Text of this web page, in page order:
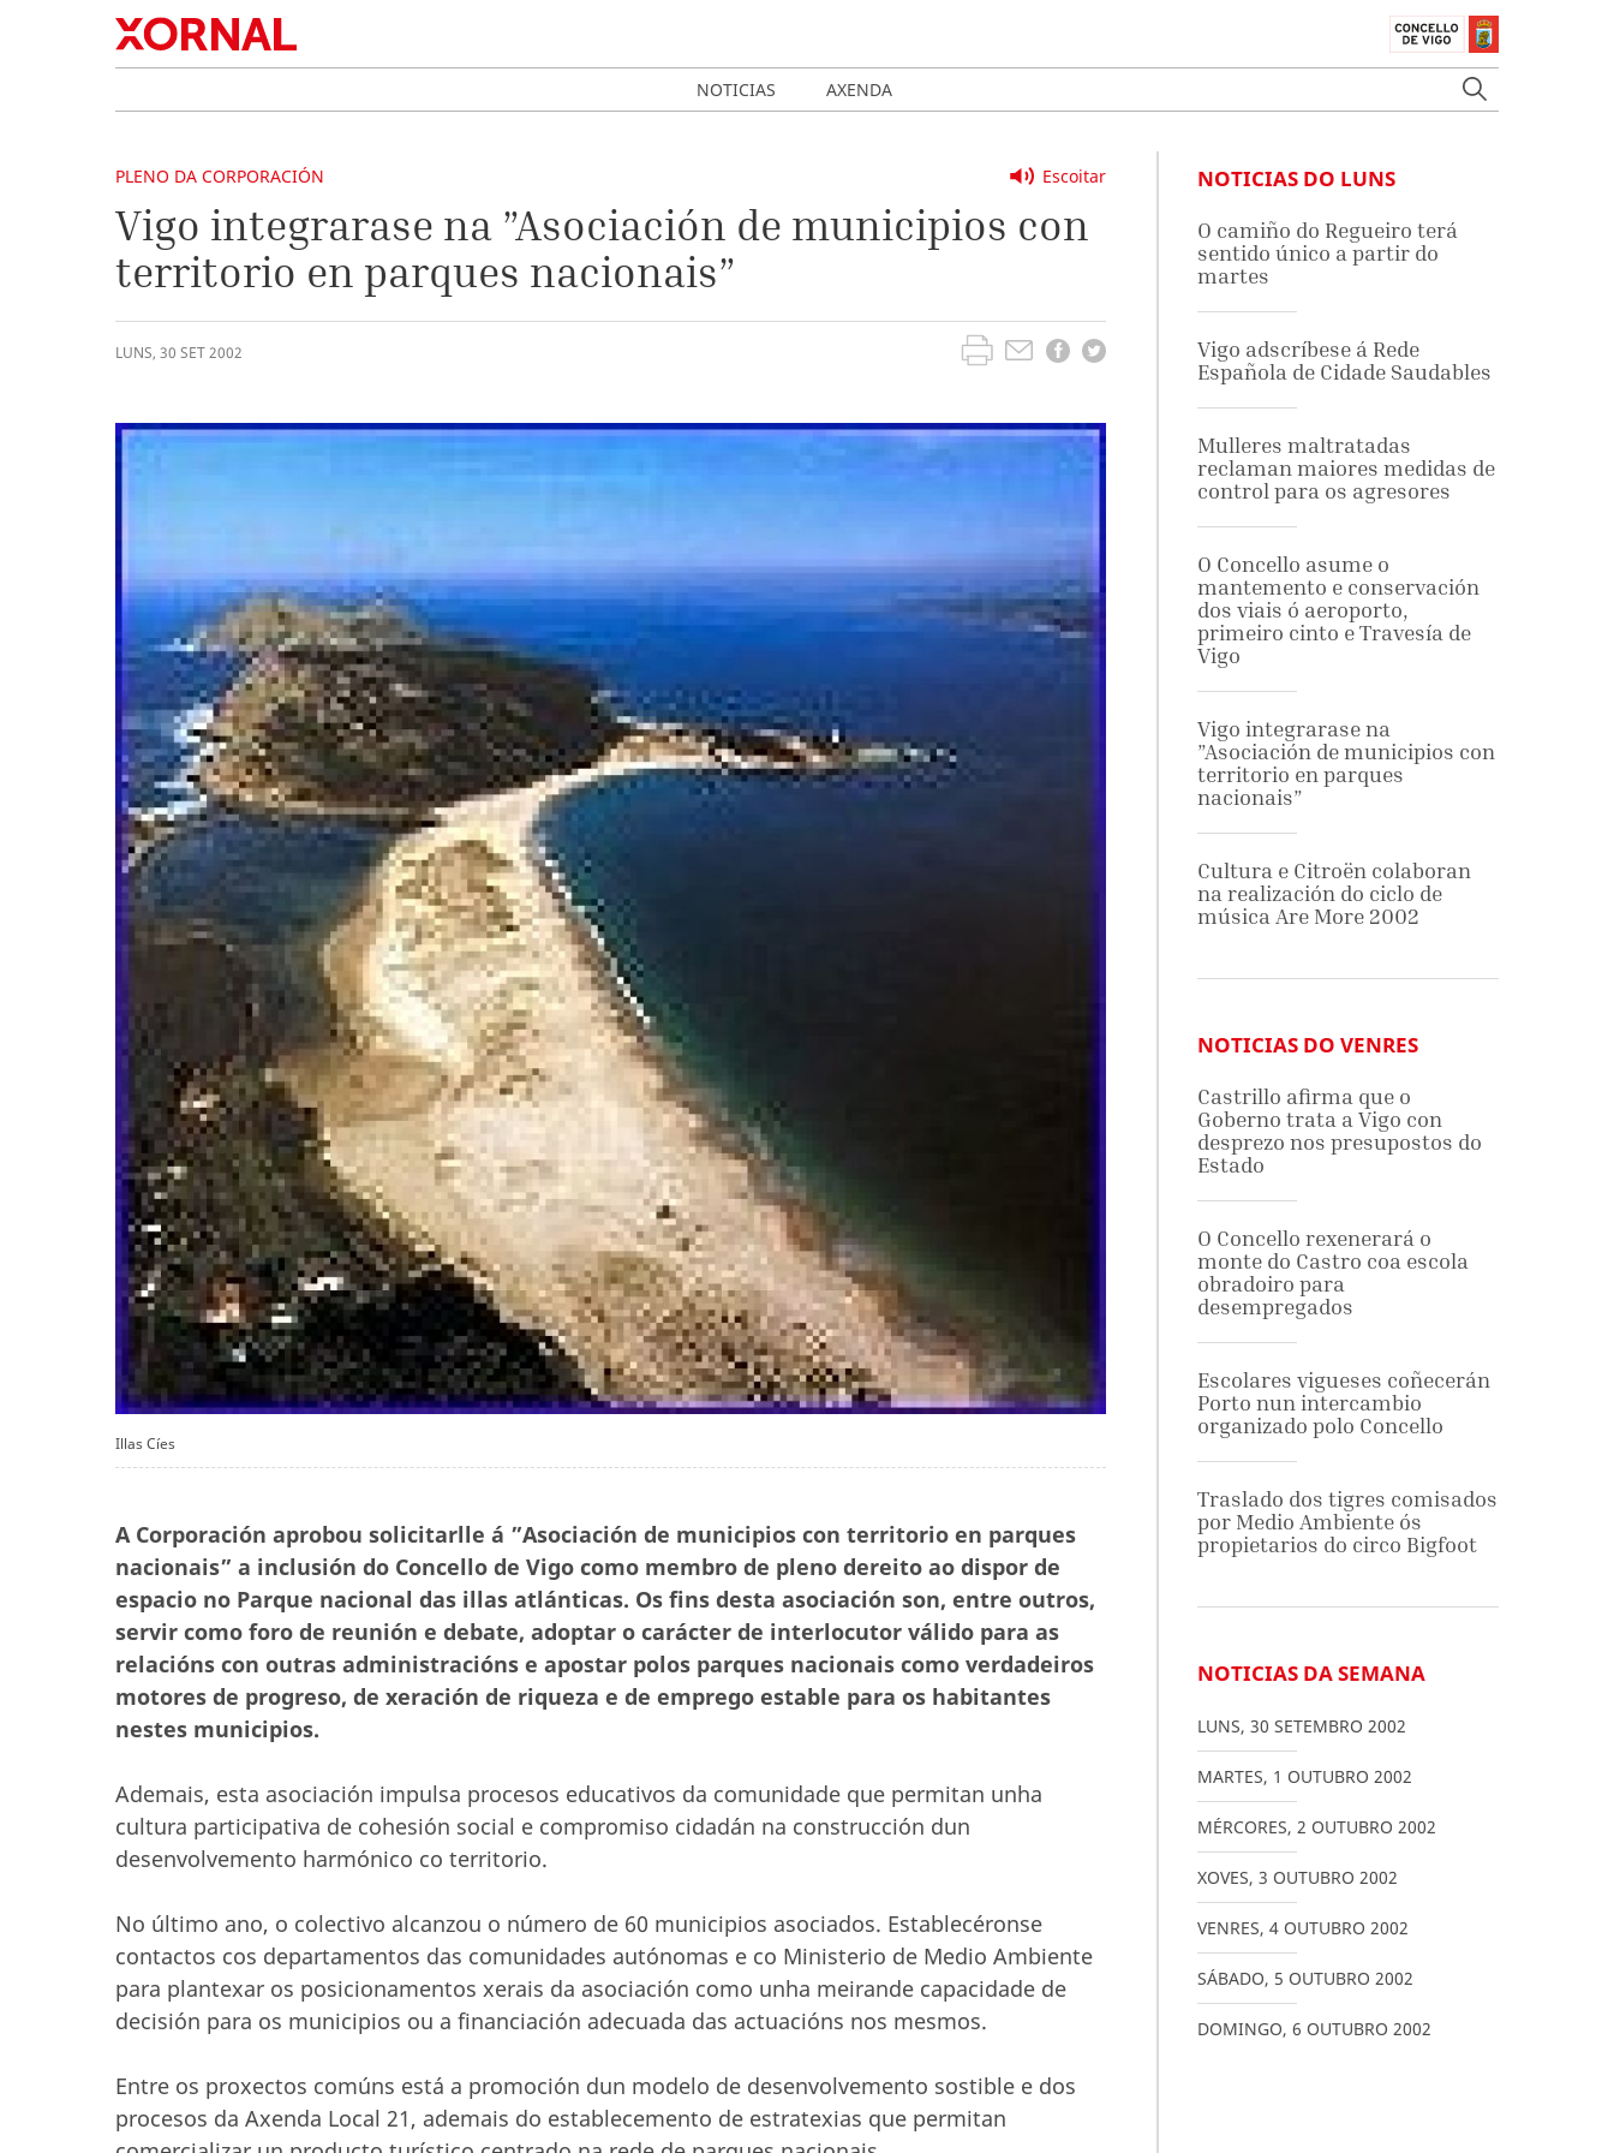
NOTICIAS AXENDA
Escoitar
PLENO DA CORPORACIÓN
Vigo integrarase na ”Asociación de municipios con
territorio en parques nacionais”
LUNS, 30 SET2002
Illas Cíes
A Corporación aprobou solicitarlle á ”Asociación de municipios con territorio en parques
nacionais” a inclusión do Concello de Vigo como membro de pleno dereito ao dispor de
espacio no Parque nacional das illas atlánticas. Os fins desta asociación son, entre outros,
servir como foro de reunión e debate, adoptar o carácter de interlocutor válido para as
relacións con outras administracións e apostar polos parques nacionais como verdadeiros
motores de progreso, de xeración de riqueza e de emprego estable para os habitantes
nestes municipios.
Ademais, esta asociación impulsa procesos educativos da comunidade que permitan unha
cultura participativa de cohesión social e compromiso cidadán na construcción dun
desenvolvemento harmónico co territorio.
No último ano, o colectivo alcanzou o número de 60 municipios asociados. Establecéronse
contactos cos departamentos das comunidades autónomas e co Ministerio de Medio Ambiente
para plantexar os posicionamentos xerais da asociación como unha meirande capacidade de
decisión para os municipios ou a financiación adecuada das actuacións nos mesmos.
Entre os proxectos comúns está a promoción dun modelo de desenvolvemento sostible e dos
procesos da Axenda Local 21, ademais do establecemento de estratexias que permitan
NOTICIAS DO LUNS
O camiño do Regueiro terá
sentido único a partir do
martes
Vigo adscríbese á Rede
Española de Cidade Saudables
Mulleres maltratadas
reclaman maiores medidas de
control para os agresores
O Concello asume o
mantemento e conservación
dos viais ó aeroporto,
primeiro cinto e Travesía de
Vigo
Vigo integrarase na
”Asociación de municipios con
territorio en parques
nacionais”
Cultura e Citroën colaboran
na realización do ciclo de
música Are More 2002
NOTICIAS DO VENRES
Castrillo afirma que o
Goberno trata a Vigo con
desprezo nos presupostos do
Estado
O Concello rexenerará o
monte do Castro coa escola
obradoiro para
desempregados
Escolares vigueses coñecerán
Porto nun intercambio
organizado polo Concello
Traslado dos tigres comisados
por Medio Ambiente ós
propietarios do circo Bigfoot
NOTICIAS DA SEMANA
LUNS, 30 SETEMBRO 2002
MARTES, 1 OUTUBRO 2002
MÉRCORES, 2 OUTUBRO 2002
XOVES, 3 OUTUBRO 2002
VENRES, 4 OUTUBRO 2002
SÁBADO, 5 OUTUBRO 2002
DOMINGO, 6 OUTUBRO 2002